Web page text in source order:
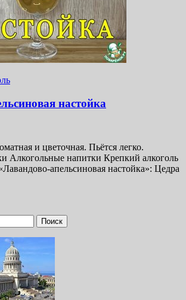
настойка
и цветочная. Пьётся легко.
Алкогольные напитки Крепкий алкоголь
апельсиновая настойка»: Цедра